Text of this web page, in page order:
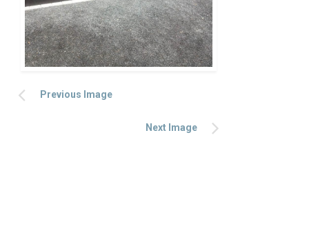
Previous Image
Next Image